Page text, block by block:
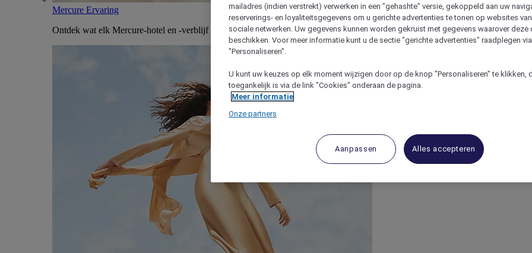
Mercure Ervaring
Ontdek wat elk Mercure-hotel en -verblijf uniek maakt
mailadres (indien verstrekt) verwerken in een "gehashte" versie, gekoppeld aan uw
reserverings- en loyaliteitsgegevens om u gerichte advertenties te tonen op websites
sociale netwerken. Uw gegevens kunnen worden gekruist met gegevens waarover deze
beschikken. Voor meer informatie kunt u de sectie "gerichte advertenties" raadplegen
"Personaliseren".
U kunt uw keuzes op elk moment wijzigen door op de knop "Personaliseren" te klikken,
toegankelijk is via de link "Cookies" onderaan de pagina.
Meer informatie
Onze partners
Aanpassen Alles accepteren